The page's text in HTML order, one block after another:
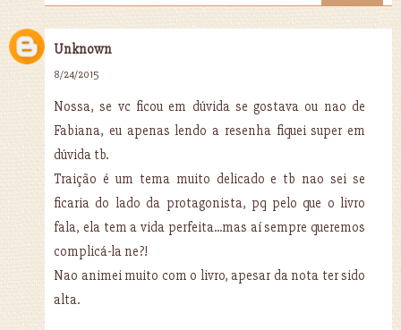
Unknown
8/24/2015
Nossa, se vc ficou em dúvida se gostava ou nao de
Fabiana, eu apenas lendo a resenha fiquei super em
dúvida tb.
Traição é um tema muito delicado e tb nao sei se
ficaria do lado da protagonista, pq pelo que o livro
fala, ela tem a vida perfeita...mas aí sempre queremos
complicá-la ne?!
Nao animei muito com o livro, apesar da nota ter sido
alta.